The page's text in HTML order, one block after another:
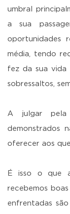
umbral
a sua
oportunidades
média, tendo
fez da sua vida
sobressaltos,
A julgar pela
demonstrados
oferecer aos
É isso o que
recebemos
enfrentadas